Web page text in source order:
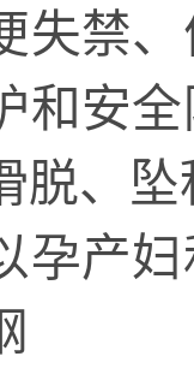
失禁
和安
脱、
产妇